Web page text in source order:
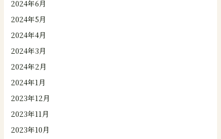
2024年6月
2024年5月
2024年4月
2024年3月
2024年2月
2024年1月
2023年12月
2023年11月
2023年10月